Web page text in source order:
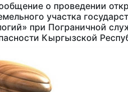
о проведении
участка
при Пограничной
Кыргызской